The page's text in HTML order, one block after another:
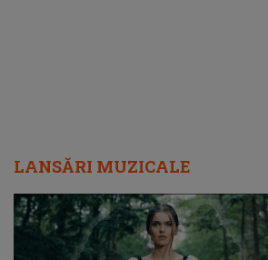
LANSĂRI MUZICALE